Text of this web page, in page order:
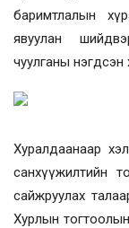
баримтлалын
явуулан
чуулганы
Хуралдаанаар
санхүүжилтийн
сайжруулах
Хурлын